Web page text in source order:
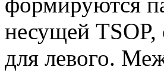
несущей TSOP,
для левого.